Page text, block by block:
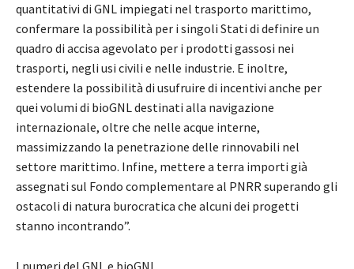
quantitativi di GNL impiegati nel trasporto marittimo,
confermare la possibilità per i singoli Stati di definire un
quadro di accisa agevolato per i prodotti gassosi nei
trasporti, negli usi civili e nelle industrie. E inoltre,
estendere la possibilità di usufruire di incentivi anche per
quei volumi di bioGNL destinati alla navigazione
internazionale, oltre che nelle acque interne,
massimizzando la penetrazione delle rinnovabili nel
settore marittimo. Infine, mettere a terra importi già
assegnati sul Fondo complementare al PNRR superando gli
ostacoli di natura burocratica che alcuni dei progetti
stanno incontrando”.